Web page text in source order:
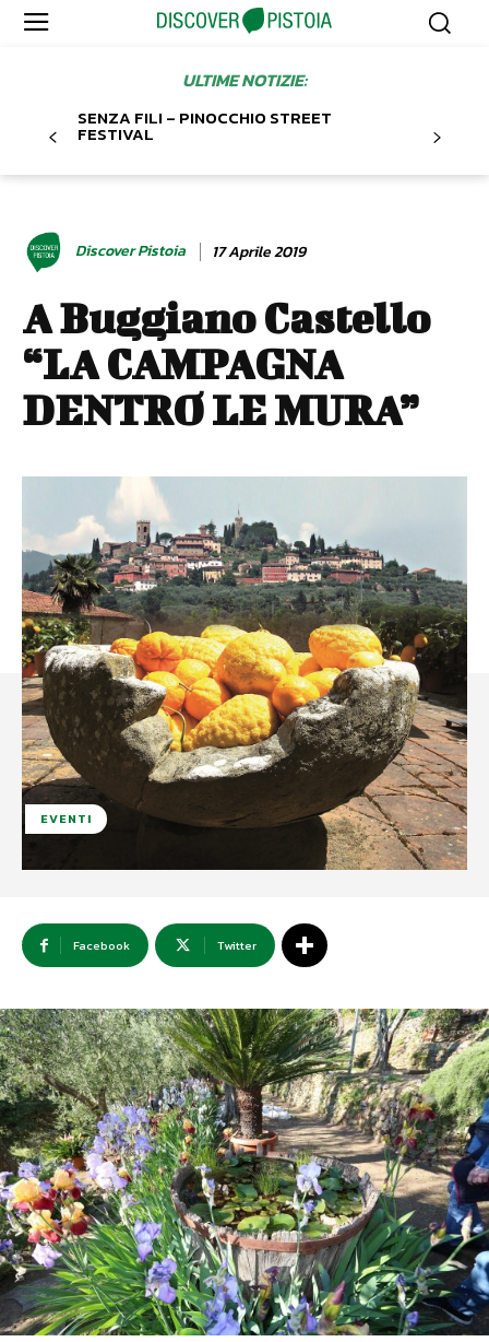
ULTIME NOTIZIE:
SENZA FILI – PINOCCHIO STREET
FESTIVAL
Discover Pistoia 17 Aprile 2019
A Buggiano Castello
“LA CAMPAGNA
DENTRO LE MURA”
EVENTI
Facebook Twitter